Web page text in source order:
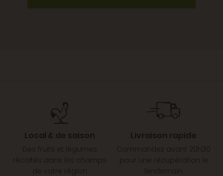
Local & de saison
Des fruits et légumes
récoltés dans les champs
de votre région
Livraison rapide
Commandez avant 20h30
pour une récupération le
lendemain